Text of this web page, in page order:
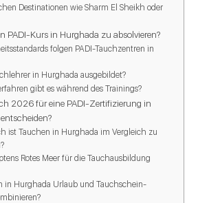
Destinationen wie Sharm El Sheikh oder
PADI-Kurs in Hurghada zu absolvieren?
folgen PADI-Tauchzentren in
in Hurghada ausgebildet?
gibt es während des Trainings?
2026 für eine PADI-Zertifizierung in
ist Tauchen in Hurghada im Vergleich zu
Rotes Meer für die Tauchausbildung
in Hurghada Urlaub und Tauchschein-